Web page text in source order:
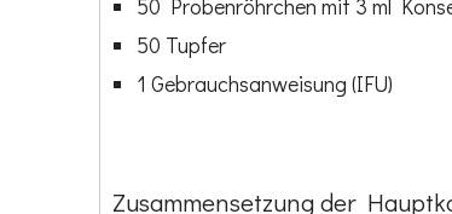
50 Probenröhrchen mit 3 ml
50 Tupfer
1 Gebrauchsanweisung (IFU)
Zusammensetzung der